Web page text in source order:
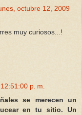
octubre 12, 2009
muy curiosos...!
p. m.
se merecen un
en tu sitio. Un